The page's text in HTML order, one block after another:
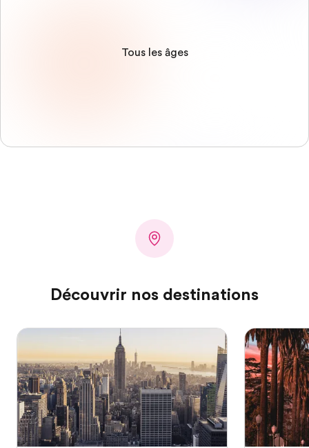
Tous les âges
Découvrir nos destinations